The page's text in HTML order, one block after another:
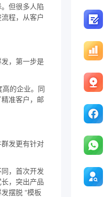
但很多人陷
程，从客户
，第一步是
的企业。同
准客户，邮
发更有针对
，首次开发
，突出产品
摆脱 “模板